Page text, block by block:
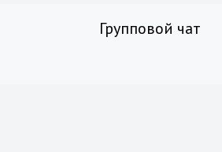
Групповой чат